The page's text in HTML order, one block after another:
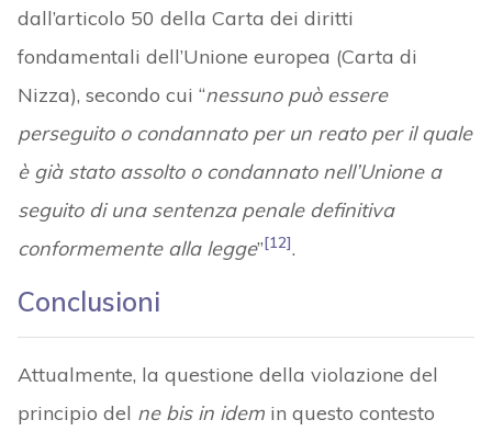
dall’articolo 50 della Carta dei diritti
fondamentali dell’Unione europea (Carta di
Nizza), secondo cui “nessuno può essere
perseguito o condannato per un reato per il quale
è già stato assolto o condannato nell’Unione a
seguito di una sentenza penale definitiva
conformemente alla legge”[12].
Conclusioni
Attualmente, la questione della violazione del
principio del ne bis in idemin questo contesto